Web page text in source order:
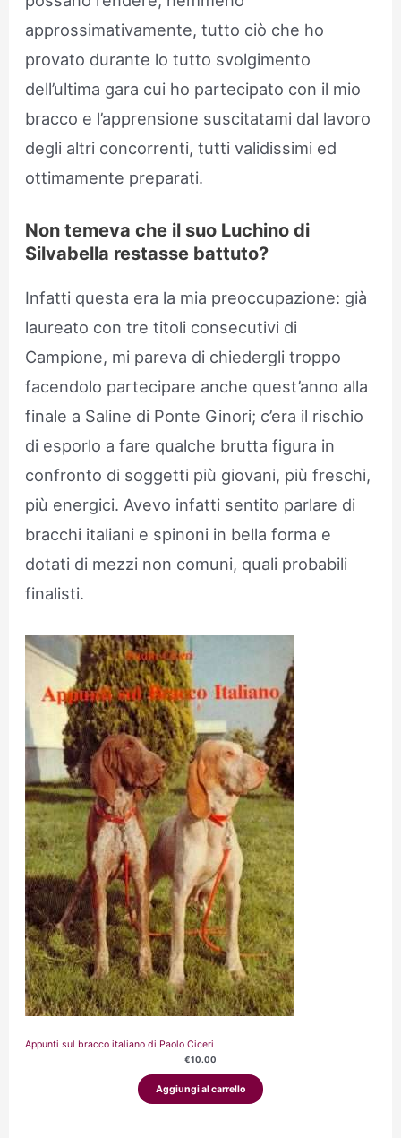
approssimativamente, tutto ciò che ho
provato durante lo tutto svolgimento
dell’ultima gara cui ho partecipato con il mio
bracco e l’apprensione suscitatami dal lavoro
degli altri concorrenti, tutti validissimi ed
ottimamente preparati.
Non temeva che il suo Luchino di
Silvabella restasse battuto?
Infatti questa era la mia preoccupazione: già
laureato con tre titoli consecutivi di
Campione, mi pareva di chiedergli troppo
facendolo partecipare anche quest’anno alla
finale a Saline di Ponte Ginori; c’era il rischio
di esporlo a fare qualche brutta figura in
confronto di soggetti più giovani, più freschi,
più energici. Avevo infatti sentito parlare di
bracchi italiani e spinoni in bella forma e
dotati di mezzi non comuni, quali probabili
finalisti.
Appunti sul bracco italiano di Paolo Ciceri
€10.00
Aggiungi al carrello